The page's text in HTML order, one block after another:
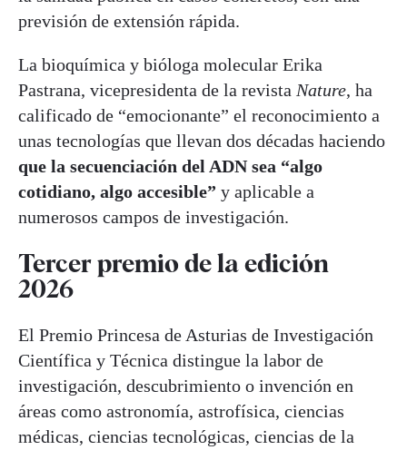
previsión de extensión rápida.
La bioquímica y bióloga molecular Erika
Pastrana, vicepresidenta de la revista Nature, ha
calificado de “emocionante” el reconocimiento a
unas tecnologías que llevan dos décadas haciendo
que la secuenciación del ADN sea “algo
cotidiano, algo accesible” y aplicable a
numerosos campos de investigación.
Tercer premio de la edición
2026
El Premio Princesa de Asturias de Investigación
Científica y Técnica distingue la labor de
investigación, descubrimiento o invención en
áreas como astronomía, astrofísica, ciencias
médicas, ciencias tecnológicas, ciencias de la